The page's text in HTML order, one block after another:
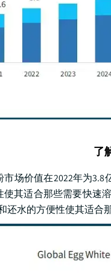
了
场价值在2022年为
其适合那些需要快速
还水的方便性使其适合